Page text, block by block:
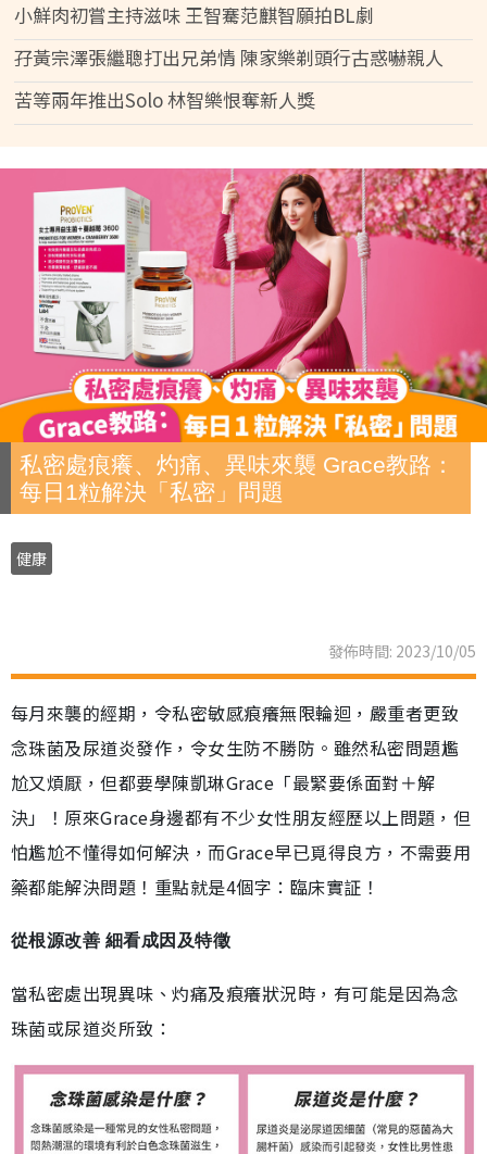
小鮮肉初嘗主持滋味 王智騫范麒智願拍BL劇
孖黃宗澤張繼聰打出兄弟情 陳家樂剃頭行古惑嚇親人
苦等兩年推出Solo 林智樂恨奪新人獎
私密處痕癢、灼痛、異味來襲 Grace教路：
每日1粒解決「私密」問題
健康
發佈時間: 2023/10/05
每月來襲的經期，令私密敏感痕癢無限輪迴，嚴重者更致
念珠菌及尿道炎發作，令女生防不勝防。雖然私密問題尷
尬又煩厭，但都要學陳凱琳Grace「最緊要係面對＋解
決」！原來Grace身邊都有不少女性朋友經歷以上問題，但
怕尷尬不懂得如何解決，而Grace早已覓得良方，不需要用
藥都能解決問題！重點就是4個字：臨床實証！
從根源改善 細看成因及特徵
當私密處出現異味、灼痛及痕癢狀況時，有可能是因為念
珠菌或尿道炎所致：